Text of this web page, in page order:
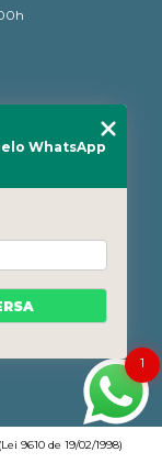
9610 de 19/02/1998)
1
WhatsApp